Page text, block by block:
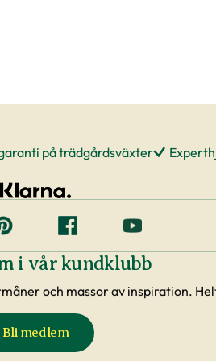
att förse plantorna
bra hjälp. Vi har ett
frågor som andra
erbjuder även
på trädgårdsväxter
i vår kundklubb
och massor av inspiration.
Bli medlem